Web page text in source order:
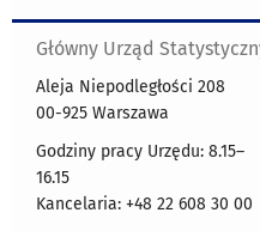
Główny Urząd
Aleja Niepodległości 208
00-925 Warszawa
Godziny pracy Urzędu: 8.15–
16.15
Kancelaria: +48 22 608 30 00